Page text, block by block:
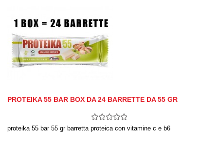
PROTEIKA 55 BAR BOX DA 24 BARRETTE DA 55 GR
proteika 55 bar 55 gr barretta proteica con vitamine c e b6